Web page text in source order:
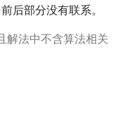
后部分没有联系。
解法中不含算法相关